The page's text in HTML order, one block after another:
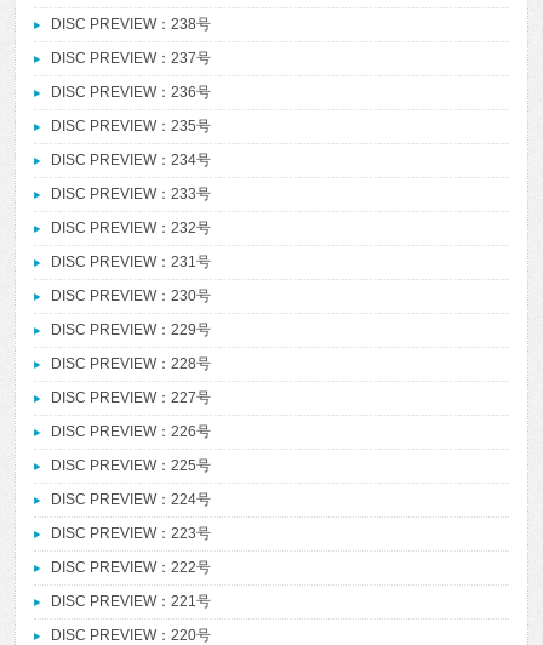
DISC PREVIEW：238号
DISC PREVIEW：237号
DISC PREVIEW：236号
DISC PREVIEW：235号
DISC PREVIEW：234号
DISC PREVIEW：233号
DISC PREVIEW：232号
DISC PREVIEW：231号
DISC PREVIEW：230号
DISC PREVIEW：229号
DISC PREVIEW：228号
DISC PREVIEW：227号
DISC PREVIEW：226号
DISC PREVIEW：225号
DISC PREVIEW：224号
DISC PREVIEW：223号
DISC PREVIEW：222号
DISC PREVIEW：221号
DISC PREVIEW：220号